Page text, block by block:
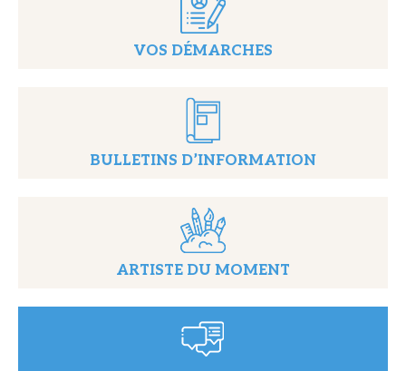
VOS DÉMARCHES
BULLETINS D’INFORMATION
ARTISTE DU MOMENT